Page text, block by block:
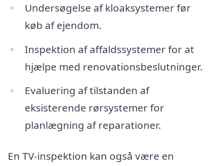
Undersøgelse af kloaksystemer før
køb af ejendom.
Inspektion af affaldssystemer for at
hjælpe med renovationsbeslutninger.
Evaluering af tilstanden af
eksisterende rørsystemer for
planlægning af reparationer.
En TV-inspektion kan også være en